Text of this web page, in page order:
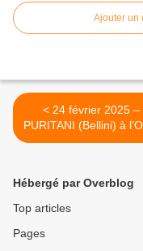
Ajouter un
< 24 février 2025 – I
PURITANI (Bellini) à
national de Paris
Hébergé par Overblog
Top articles
Pages